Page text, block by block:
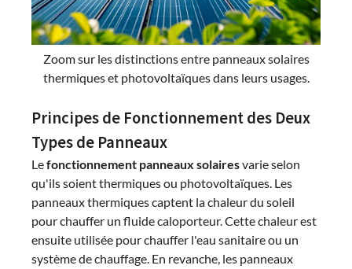
Zoom sur les distinctions entre panneaux solaires
thermiques et photovoltaïques dans leurs usages.
Principes de Fonctionnement des Deux
Types de Panneaux
Lefonctionnement panneaux solairesvarie selon
qu'ils soient thermiques ou photovoltaïques. Les
panneaux thermiques captent la chaleur du soleil
pour chauffer un fluide caloporteur. Cette chaleur est
ensuite utilisée pour chauffer l'eau sanitaire ou un
système de chauffage. En revanche, les panneaux